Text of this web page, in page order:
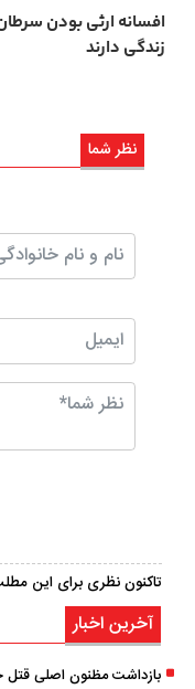
زندگی دارند
نظر شما
تاکنون نظری برای این
آخرین اخبار